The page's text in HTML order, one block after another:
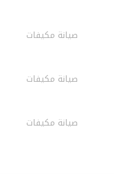
صيانة مكيفات
صيانة مكيفات
صيانة مكيفات